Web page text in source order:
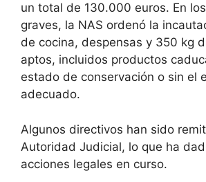
un total de 130.000 euros. En
graves, la NAS ordenó la
de cocina, despensas y 350 kg
aptos, incluidos productos
estado de conservación o sin el
adecuado.
Algunos directivos han sido
Autoridad Judicial, lo que ha
acciones legales en curso.